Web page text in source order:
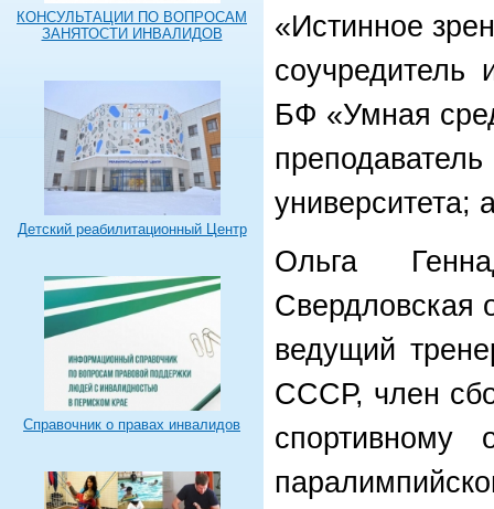
КОНСУЛЬТАЦИИ ПО ВОПРОСАМ
ЗАНЯТОСТИ ИНВАЛИДОВ
Детский реабилитационный Центр
Справочник о правах инвалидов
«Истинное
соучредитель
БФ «Умная
университета;
Ольга
Свердловская
ведущий
СССР, член
спортивному